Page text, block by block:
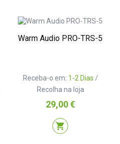
Warm Audio PRO-TRS-5
Receba-o em: 1-2 Dias /
Recolha na loja
Preço
29,00 €
shopping_cart